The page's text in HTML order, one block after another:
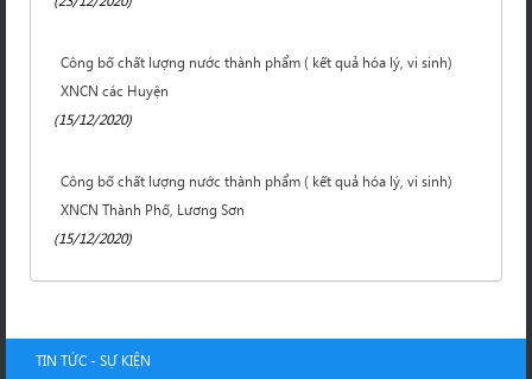
Công bố chất lượng nước thành phẩm ( kết quả hóa lý, vi sinh)
XNCN các Huyện
(15/12/2020)
Công bố chất lượng nước thành phẩm ( kết quả hóa lý, vi sinh)
XNCN Thành Phố, Lương Sơn
(15/12/2020)
TIN TỨC - SỰ KIỆN